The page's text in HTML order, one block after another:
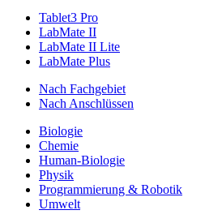
Tablet3 Pro
LabMate II
LabMate II Lite
LabMate Plus
Nach Fachgebiet
Nach Anschlüssen
Biologie
Chemie
Human-Biologie
Physik
Programmierung & Robotik
Umwelt